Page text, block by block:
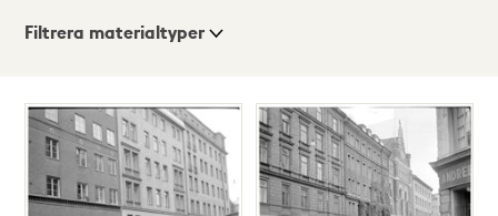
Visningsläge
Lista
Karta
Filtrera materialtyper
träffar